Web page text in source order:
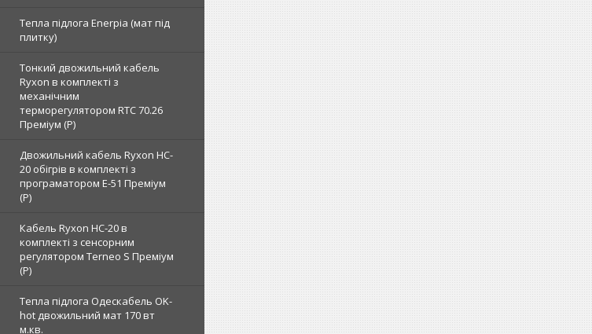
Тепла підлога Enerpia (мат під
плитку)
Тонкий двожильний кабель
Ryxon в комплекті з
механічним
терморегулятором RTC 70.26
Преміум (Р)
Двожильний кабель Ryxon HC-
20 обігрів в комплекті з
програматором E-51 Преміум
(Р)
Кабель Ryxon HC-20 в
комплекті з сенсорним
регулятором Terneo S Преміум
(Р)
Тепла підлога Одескабель OK-
hot двожильний мат 170 вт
м.кв.